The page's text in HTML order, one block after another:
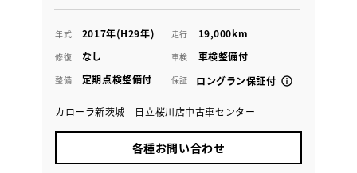
年式 2017年(H29年) 走行 19,000km
修復 なし 車検 車検整備付
整備 定期点検整備付 保証 ロングラン保証付
カローラ新茨城 日立桜川店中古車センター
各種お問い合わせ